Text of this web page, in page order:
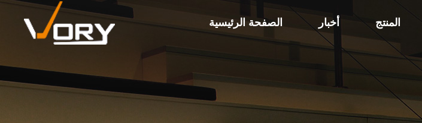
الصفحة الرئيسية أخبار المنتج